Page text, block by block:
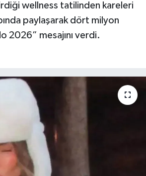
wellness tatilinden kareleri
paylaşarak dört milyon
2026” mesajını verdi.